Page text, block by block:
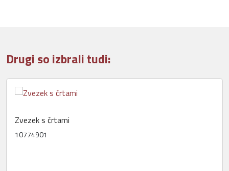
Drugi so izbrali tudi:
Zvezek s črtami
10774901